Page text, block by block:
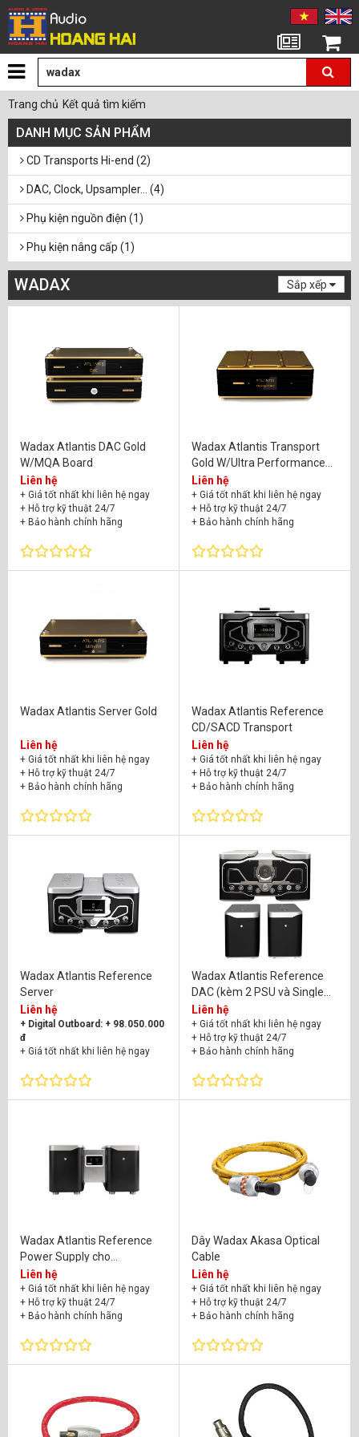
Giỏ hàng
Trang chủ Kết quả tìm kiếm
DANH MỤC SẢN PHẨM
CD Transports Hi-end (2)
DAC, Clock, Upsampler... (4)
Phụ kiện nguồn điện (1)
Phụ kiện nâng cấp (1)
Phụ kiện âm thanh (5)
Âm thanh Hi-end (1)
All-In-One (1)
All-In-One (1)
Dây điện nguồn (1)
WADAX Sắp xếp
Wadax Atlantis DAC Gold
W/MQA Board
Liên hệ
+ Giá tốt nhất khi liên hệ ngay
+ Hỗ trợ kỹ thuật 24/7
+ Bảo hành chính hãng
Wadax Atlantis Transport
Gold W/Ultra Performance
Board
Liên hệ
+ Giá tốt nhất khi liên hệ ngay
+ Hỗ trợ kỹ thuật 24/7
+ Bảo hành chính hãng
Wadax Atlantis Server Gold
Liên hệ
+ Giá tốt nhất khi liên hệ ngay
+ Hỗ trợ kỹ thuật 24/7
+ Bảo hành chính hãng
Wadax Atlantis Reference
CD/SACD Transport
Liên hệ
+ Giá tốt nhất khi liên hệ ngay
+ Hỗ trợ kỹ thuật 24/7
+ Bảo hành chính hãng
Wadax Atlantis Reference
Server
Liên hệ
+ Digital Outboard: + 98.050.000
đ
+ Giá tốt nhất khi liên hệ ngay
+ Bảo hành chính hãng
Wadax Atlantis Reference
DAC (kèm 2 PSU và Single
Optical Module)
Liên hệ
+ Giá tốt nhất khi liên hệ ngay
+ Hỗ trợ kỹ thuật 24/7
+ Bảo hành chính hãng
Wadax Atlantis Reference
Power Supply cho
Server/Transport
Liên hệ
+ Giá tốt nhất khi liên hệ ngay
+ Hỗ trợ kỹ thuật 24/7
+ Bảo hành chính hãng
Dây Wadax Akasa Optical
Cable
Liên hệ
+ Giá tốt nhất khi liên hệ ngay
+ Hỗ trợ kỹ thuật 24/7
+ Bảo hành chính hãng